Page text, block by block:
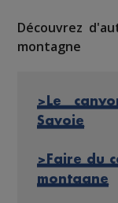
Découvrez
montagne
>Le
Savoie
>Faire du
montagne